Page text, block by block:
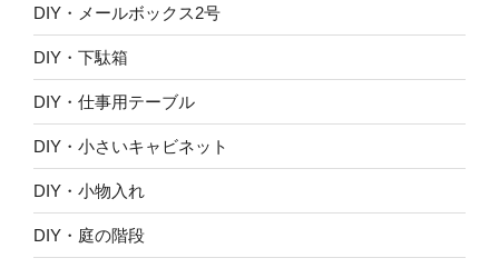
DIY・メールボックス2号
DIY・下駄箱
DIY・仕事用テーブル
DIY・小さいキャビネット
DIY・小物入れ
DIY・庭の階段